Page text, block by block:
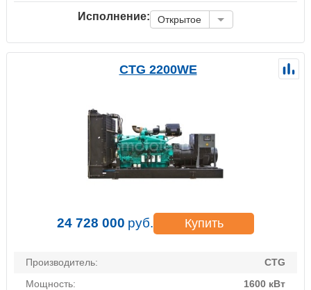
Исполнение: Открытое
CTG 2200WE
24 728 000 руб. Купить
Производитель:
CTG
Мощность:
1600 кВт